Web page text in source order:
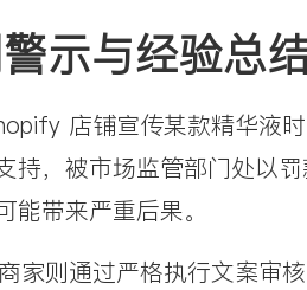
示与经验总
店铺宣传某款精华液
持，被市场监管部门处以
能带来严重后果。
家则通过严格执行文案审